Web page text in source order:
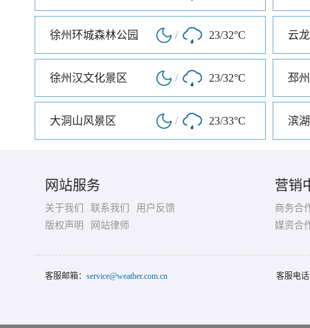
徐州环城森林公园 / 23/32°C 云
徐州汉文化景区 / 23/32°C 邳
大洞山风景区 / 23/33°C 滨
网站服务
关于我们 联系我们
用户反馈
版权声明
网站律师
营销
商务合
媒资合
客服邮箱： service@weather.com.cn 客服电